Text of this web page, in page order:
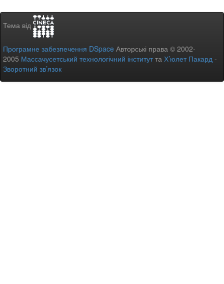
Тема від
Програмне забезпечення DSpace Авторські права © 2002-
2005 Массачусетський технологічний інститутта Х’юлет Пакард -
Зворотний зв’язок